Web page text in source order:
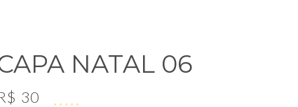
NATAL 06
30